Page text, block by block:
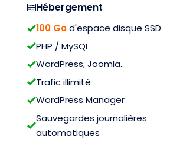
Hébergement
100 God'espace disque SSD
PHP / MySQL
WordPress, Joomla..
Trafic illimité
WordPress Manager
Sauvegardes journalières
automatiques